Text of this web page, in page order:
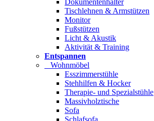
Dokumentenhalter
Tischlehnen & Armstützen
Monitor
Fußstützen
Licht & Akustik
Aktivität & Training
Entspannen
Wohnmöbel
Esszimmerstühle
Stehhilfen & Hocker
Therapie- und Spezialstühle
Massivholztische
Sofa
Schlafsofa